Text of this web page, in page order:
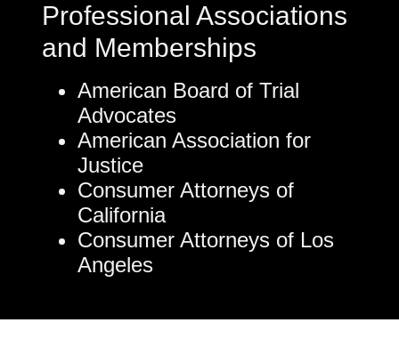
Professional Associations
and Memberships
American Board of Trial
Advocates
American Association for
Justice
Consumer Attorneys of
California
Consumer Attorneys of Los
Angeles